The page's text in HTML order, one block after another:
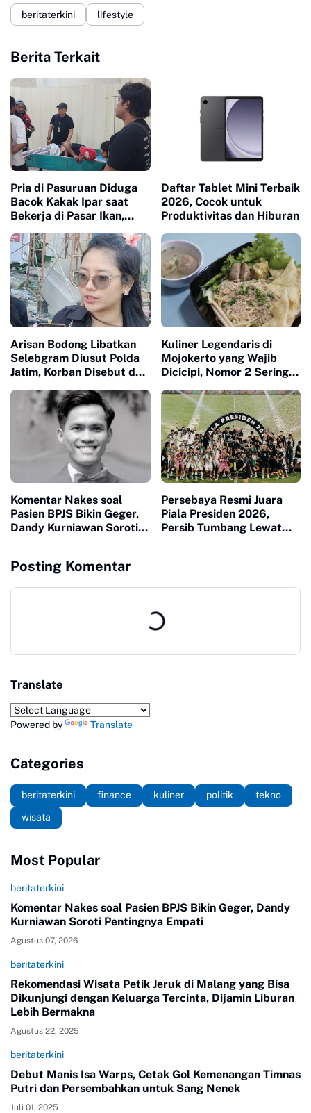
beritaterkini lifestyle
Berita Terkait
Pria di Pasuruan Diduga
Bacok Kakak Ipar saat
Bekerja di Pasar Ikan,
Pancing
Daftar Tablet Mini Terbaik
2026, Cocok untuk
Produktivitas dan Hiburan
Arisan Bodong Libatkan
Selebgram Diusut Polda
Jatim, Korban Disebut dari
Kuliner Legendaris di
Mojokerto yang Wajib
Dicicipi, Nomor 2 Sering
Jam
Komentar Nakes soal
Pasien BPJS Bikin Geger,
Dandy Kurniawan Soroti
Persebaya Resmi Juara
Piala Presiden 2026,
Persib Tumbang Lewat
Posting Komentar
Translate
Powered by Translate
Categories
beritaterkini finance kuliner politik
tekno
wisata
Most Popular
beritaterkini
Komentar Nakes soal Pasien BPJS Bikin Geger, Dandy
Kurniawan Soroti Pentingnya Empati
Agustus 07, 2026
beritaterkini
Rekomendasi Wisata Petik Jeruk di Malang yang Bisa
Dikunjungi dengan Keluarga Tercinta, Dijamin Liburan
Lebih Bermakna
Agustus 22, 2025
beritaterkini
Debut Manis Isa Warps, Cetak Gol Kemenangan Timnas
Putri dan Persembahkan untuk Sang Nenek
Juli 01, 2025